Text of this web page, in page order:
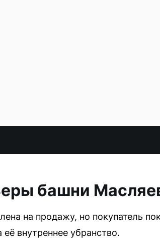
башни
на продажу, но покупатель
внутреннее убранство.